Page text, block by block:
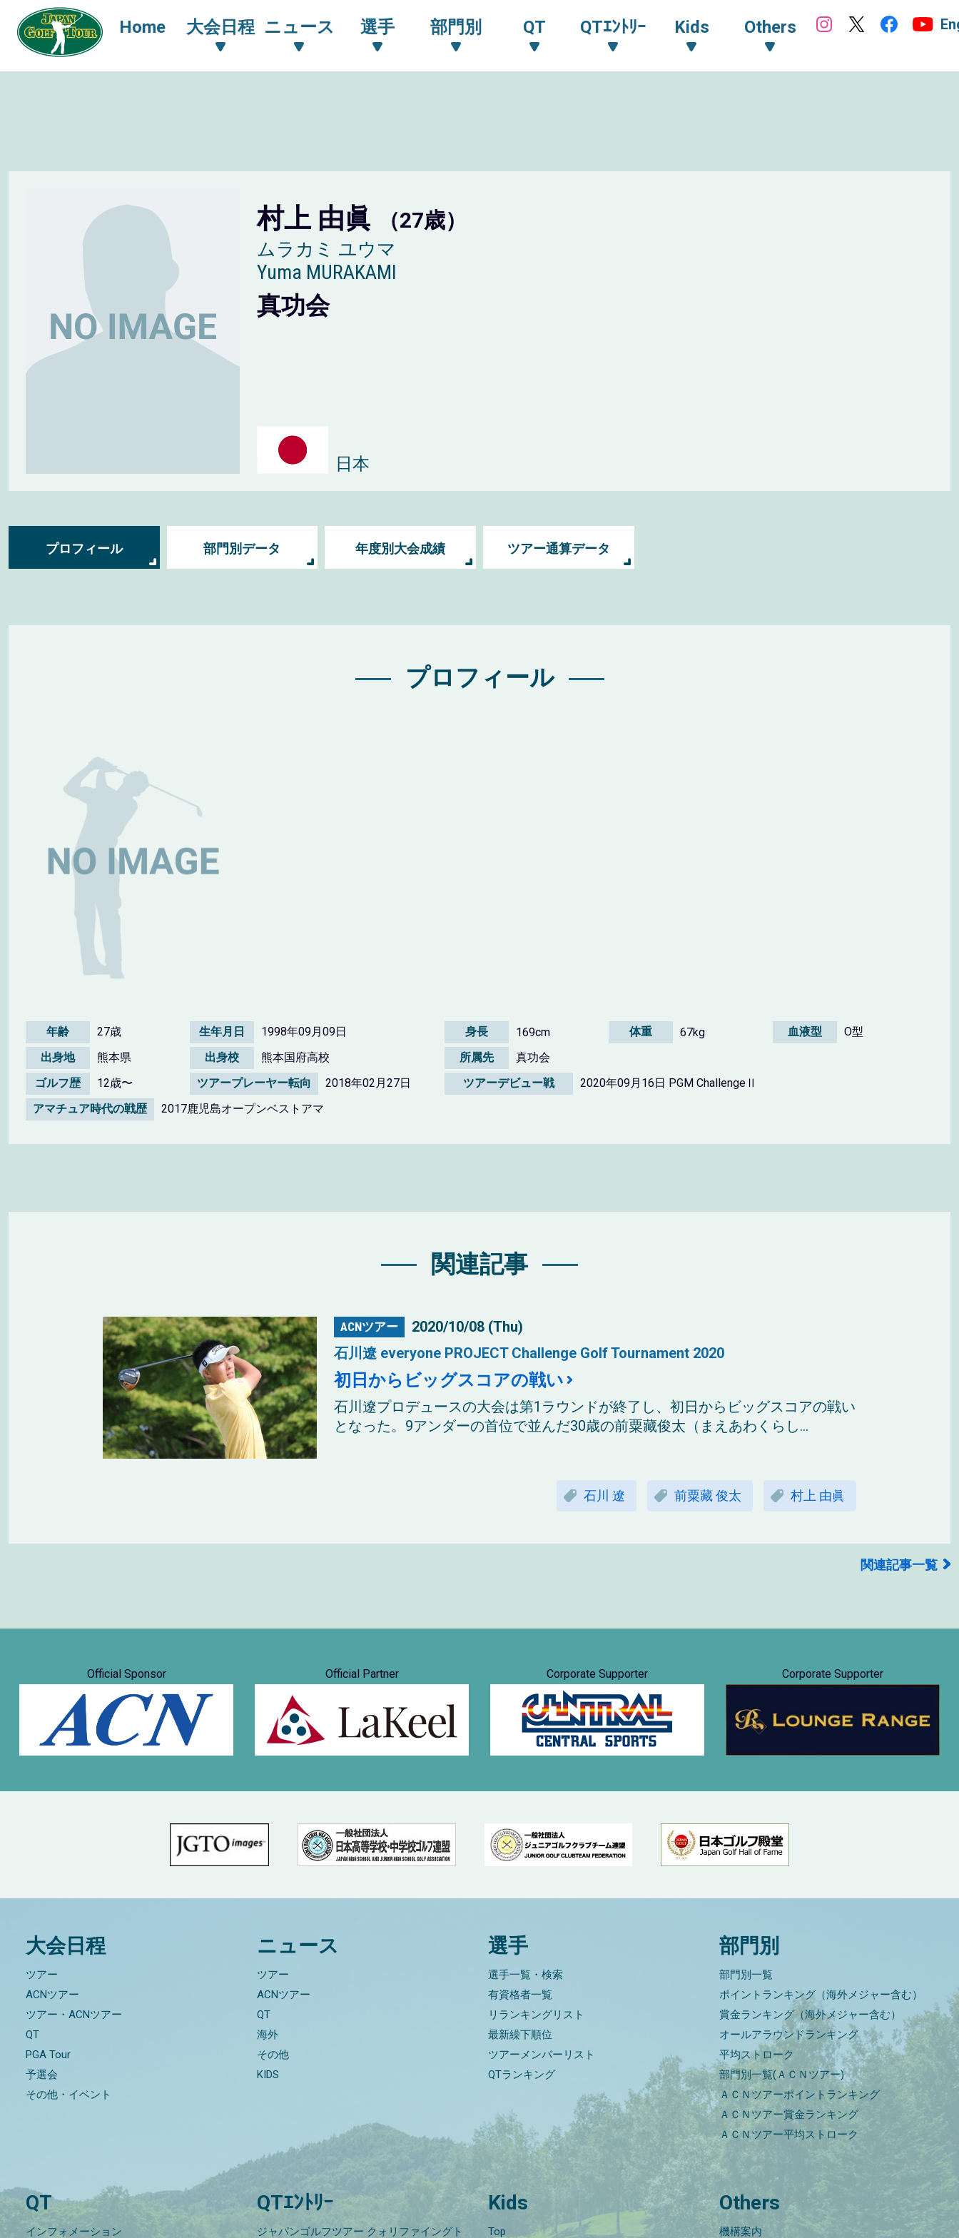
Home 大会日程 ニュース 選手 部門別 QT QTｴﾝﾄﾘｰ Kids Others
村上 由眞 （27歳）
ムラカミ ユウマ
Yuma MURAKAMI
真功会
日本
プロフィール 部門別データ 年度別大会成績 ツアー通算データ
プロフィール
年齢 27歳 生年月日 1998年09月09日 身長 169cm 体重 67kg 血液型
O型
出身地
熊本県 出身校 熊本国府高校 所属先
真功会
ゴルフ歴
12歳〜 ツアープレーヤー転向 2018年02月27日 ツアーデビュー戦
2020年09月16日 PGM ChallengeⅡ
アマチュア時代の戦歴
2017鹿児島オープンベストアマ
関連記事
ACNツアー
2020/10/08 (Thu)
石川遼 everyone PROJECT Challenge Golf Tournament 2020
初日からビッグスコアの戦い
石川遼プロデュースの大会は第1ラウンドが終了し、初日からビッグスコアの戦い
となった。9アンダーの首位で並んだ30歳の前粟藏俊太（まえあわくらし...
石川 遼 前粟藏 俊太 村上 由眞
関連記事一覧
Official Sponsor Official Partner Corporate Supporter Corporate Supporter
大会日程
ツアー
ACNツアー
ツアー・ACNツアー
QT
PGA Tour
予選会
その他・イベント
ニュース
ツアー
ACNツアー
QT
海外
その他
KIDS
選手
選手一覧・検索
有資格者一覧
リランキングリスト
最新繰下順位
ツアーメンバーリスト
QTランキング
部門別
部門別一覧
ポイントランキング（海外メジャー含む）
賞金ランキング（海外メジャー含む）
オールアラウンドランキング
平均ストローク
部門別一覧(ＡＣＮツアー)
ＡＣＮツアーポイントランキング
ＡＣＮツアー賞金ランキング
ＡＣＮツアー平均ストローク
QT
インフォメーション
QTｴﾝﾄﾘｰ
ジャパンゴルフツアー クォリファイングト
Kids
Top
Others
機構案内